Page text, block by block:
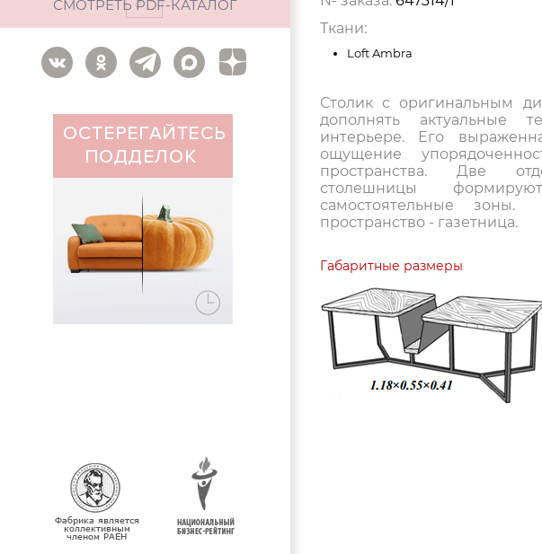
СМОТРЕТЬ PDF-КАТАЛОГ
Ткани:
Loft Ambra
Столик с оригинальным
дополнять актуальные
интерьере. Его
ощущение
пространства. Две
столешницы
самостоятельные
пространство - газетница.
Габаритные размеры